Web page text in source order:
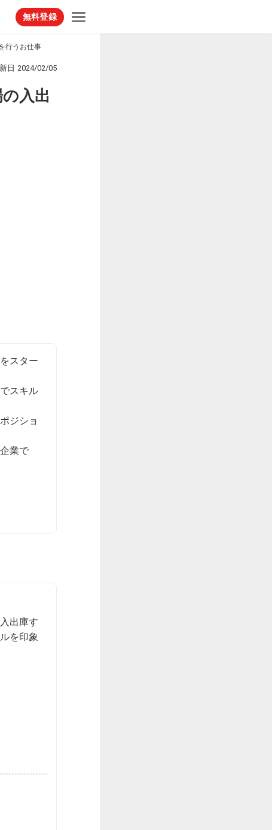
無料登録
行うお仕事
日 2024/02/05
入出
スター
スキル
ジショ
業で
出庫す
を印象